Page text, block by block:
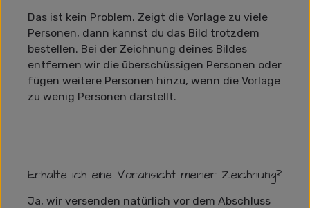
Das ist kein Problem. Zeigt die Vorlage zu viele
Personen, dann kannst du das Bild trotzdem
bestellen. Bei der Zeichnung deines Bildes
entfernen wir die überschüssigen Personen oder
fügen weitere Personen hinzu, wenn die Vorlage
zu wenig Personen darstellt.
Erhalte ich eine Voransicht meiner Zeichnung?
Ja, wir versenden natürlich vor dem Abschluss